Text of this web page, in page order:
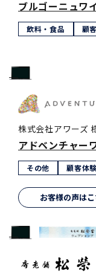
ブルゴーニュワ
飲料・食品 顧
株式会社アワーズ
アドベンチャー
その他 顧客体
お客様の声は